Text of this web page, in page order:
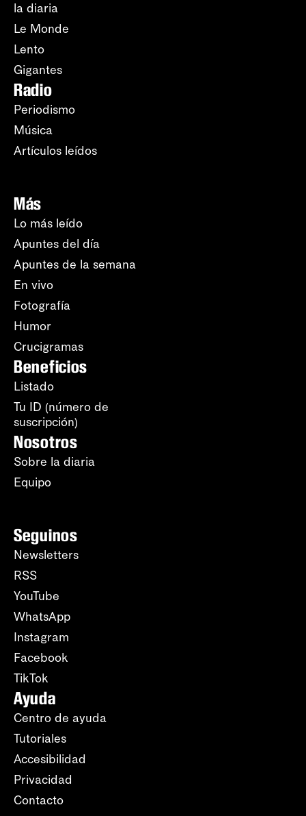
la diaria
Le Monde
Lento
Gigantes
Radio
Periodismo
Música
Artículos leídos
Más
Lo más leído
Apuntes del día
Apuntes de la semana
En vivo
Fotografía
Humor
Crucigramas
Beneficios
Listado
Tu ID (número de
suscripción)
Nosotros
Sobre la diaria
Equipo
Seguinos
Newsletters
RSS
YouTube
WhatsApp
Instagram
Facebook
TikTok
Ayuda
Centro de ayuda
Tutoriales
Accesibilidad
Privacidad
Contacto